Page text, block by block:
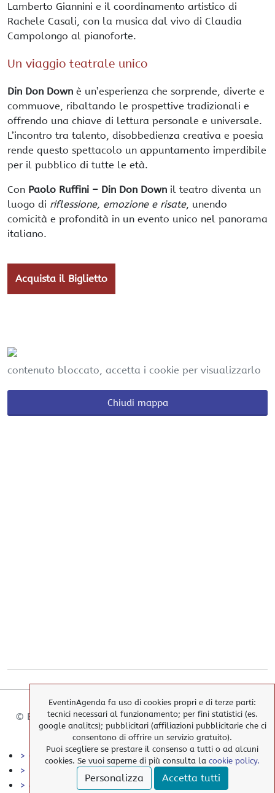
Lamberto Giannini e il coordinamento artistico di
Rachele Casali, con la musica dal vivo di Claudia
Campolongo al pianoforte.
Un viaggio teatrale unico
Din Don Down è un’esperienza che sorprende, diverte e
commuove, ribaltando le prospettive tradizionali e
offrendo una chiave di lettura personale e universale.
L’incontro tra talento, disobbedienza creativa e poesia
rende questo spettacolo un appuntamento imperdibile
per il pubblico di tutte le età.
Con Paolo Ruffini – Din Don Down il teatro diventa un
luogo di riflessione, emozione e risate, unendo
comicità e profondità in un evento unico nel panorama
italiano.
Acquista il Biglietto
contenuto bloccato, accetta i cookie per visualizzarlo
Chiudi mappa
© EventinAgenda 2017-2026-All Rights Reserved.
EventinAgenda fa uso di cookies propri e di terze parti:
tecnici necessari al funzionamento; per fini statistici (es.
google analitcs); pubblicitari (affiliazioni pubblicitarie che ci
consentono di offrire un servizio gratuito).
Puoi scegliere se prestare il consenso a tutti o ad alcuni
cookies. Se vuoi saperne di più consulta la cookie policy.
Personalizza Accetta tutti
> Cookies Policy
> Privacy Policy
> elimina i nostri cookies